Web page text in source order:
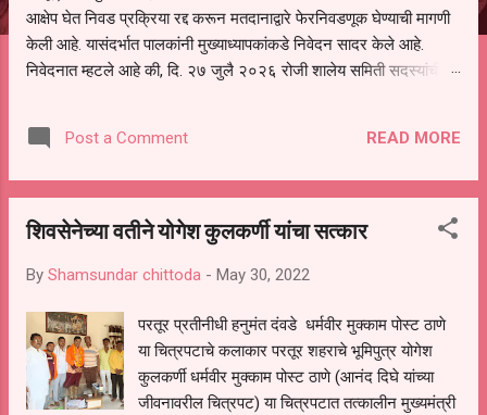
आक्षेप घेत निवड प्रक्रिया रद्द करून मतदानाद्वारे फेरनिवडणूक घेण्याची मागणी
केली आहे. यासंदर्भात पालकांनी मुख्याध्यापकांकडे निवेदन सादर केले आहे.
निवेदनात म्हटले आहे की, दि. २७ जुलै २०२६ रोजी शालेय समिती सदस्यांची
अनेक पालकांना देण्यात आली नसल्याने मोठ्या संख्येने पालक बैठकीस उपस्थित
राहू शकले नाहीत. तसेच सर्व पालकांना विश्वासात न घेता निवड प्रक्रिया पूर्ण
करून ती रद्द करण्यात यावी आणि सर्व पालकांच्या उपस्थितीत मतदान पद्धतीने
शालेय समितीची फेरनिवडणूक घेण्यात यावी, अशी मागणी पालकांनी केली आहे. या
शिक्षण अधिकारी, परतूर यांनाही पाठविण्यात आल्या असून प्रशासन याबाबत काय
Post a Comment READ MORE
शिवसेनेच्या वतीने योगेश कुलकर्णी यांचा सत्कार
By Shamsundar chittoda - May 30, 2022
परतूर प्रतीनीधी हनुमंत दंवडे धर्मवीर मुक्काम पोस्ट ठाणे
या चित्रपटाचे कलाकार परतूर शहराचे भूमिपुत्र योगेश
कुलकर्णी धर्मवीर मुक्काम पोस्ट ठाणे (आनंद दिघे यांच्या
जीवनावरील चित्रपट) या चित्रपटात तत्कालीन मुख्यमंत्री